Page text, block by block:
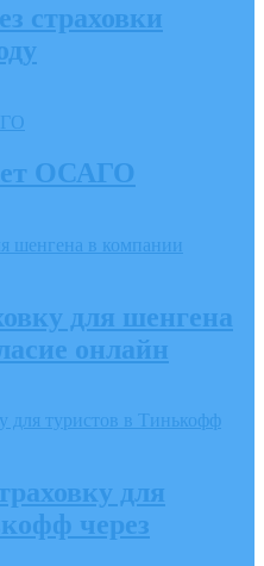
страховки
ОСАГО
для шенгена
онлайн
для
через